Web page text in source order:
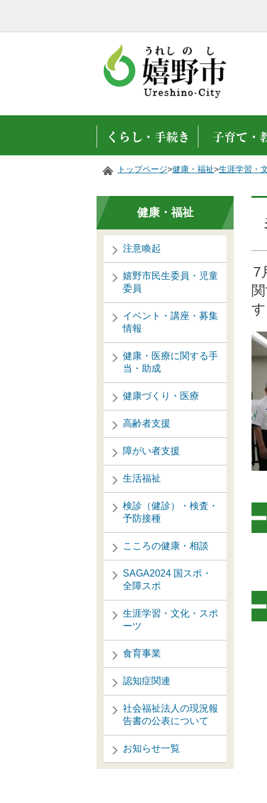
トップページ>健康・福祉>生涯学習・
健康・福祉
注意喚起
嬉野市民生委員・児童
委員
イベント・講座・募集
情報
健康・医療に関する手
当・助成
健康づくり・医療
高齢者支援
障がい者支援
生活福祉
検診（健診）・検査・
予防接種
こころの健康・相談
SAGA2024 国スポ・
全障スポ
生涯学習・文化・スポ
ーツ
食育事業
認知症関連
社会福祉法人の現況報
告書の公表について
お知らせ一覧
7